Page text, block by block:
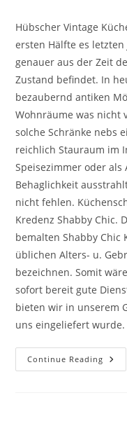
Hübscher Vintage
ersten Hälfte es
genauer aus der Zeit
Zustand befindet. In
bezaubernd antiken
Wohnräume was nicht
solche Schränke nebs
reichlich Stauraum im
Speisezimmer oder
Behaglichkeit
nicht fehlen.
Kredenz Shabby Chic.
bemalten Shabby Chic
üblichen Alters- u.
bezeichnen. Somit
sofort bereit gute
bieten wir in unserem
uns eingeliefert wurde.
Continue Reading